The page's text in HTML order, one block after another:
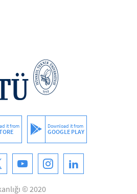
it from Download it from
GOOGLE PLAY
© 2020